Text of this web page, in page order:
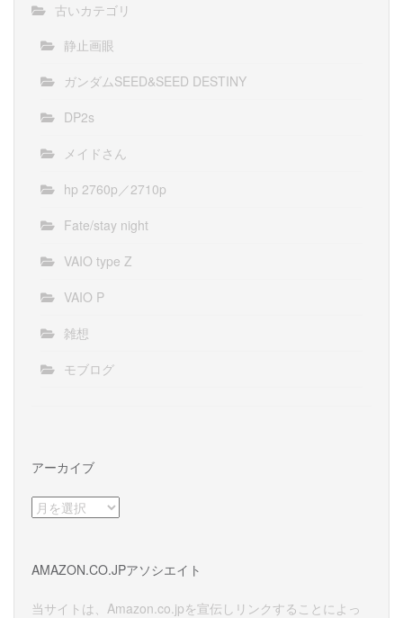
古いカテゴリ
静止画眼
ガンダムSEED&SEED DESTINY
DP2s
メイドさん
hp 2760p／2710p
Fate/stay night
VAIO type Z
VAIO P
雑想
モブログ
アーカイブ
ア
ー
ブ
AMAZON.CO.JPアソシエイト
当サイトは、Amazon.co.jpを宣伝しリンクすることによっ